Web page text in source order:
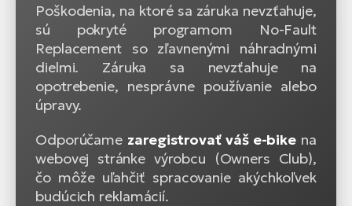
Poškodenia, na ktoré sa záruka nevzťahuje,
sú pokryté programom No-Fault
Replacement so zľavnenými náhradnými
dielmi. Záruka sa nevzťahuje na
opotrebenie, nesprávne používanie alebo
úpravy.
Odporúčame zaregistrovať váš e-bike na
webovej stránke výrobcu (Owners Club),
čo môže uľahčiť spracovanie akýchkoľvek
budúcich reklamácií.